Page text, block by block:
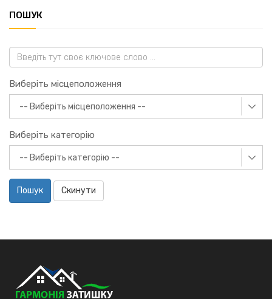
ПОШУК
Виберіть місцеположення
Виберіть категорію
Пошук Скинути